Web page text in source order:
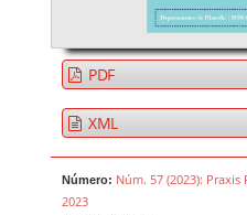
PDF
XML
Número: Núm. 57 (2023):
2023